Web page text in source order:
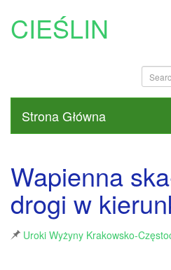
CIEŚLIN
Strona Główna
Wapienna
drogi w
Uroki Wyżyny Krakowsko-